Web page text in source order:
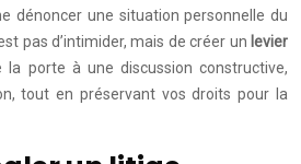
dénoncer une situation personnelle du
pas d’intimider, mais de créer un levier
la porte à une discussion constructive,
tout en préservant vos droits pour la